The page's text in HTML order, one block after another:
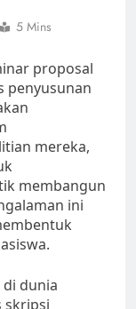
5 Mins
proposal
penyusunan
mereka,
membangun
ini
dunia
skripsi